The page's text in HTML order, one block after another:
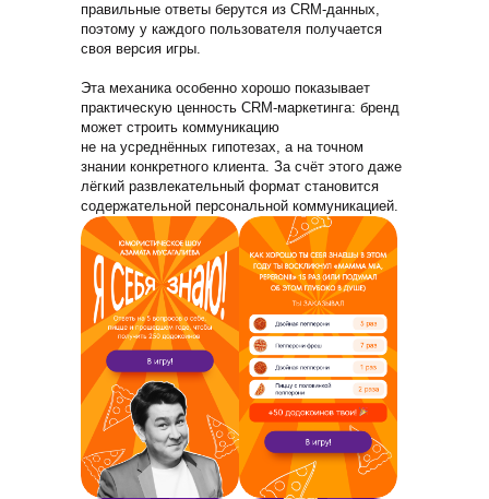
правильные ответы берутся из CRM-данных,
поэтому у каждого пользователя получается
своя версия игры.
Эта механика особенно хорошо показывает
практическую ценность CRM-маркетинга: бренд
может строить коммуникацию
не на усреднённых гипотезах, а на точном
знании конкретного клиента. За счёт этого даже
лёгкий развлекательный формат становится
содержательной персональной коммуникацией.